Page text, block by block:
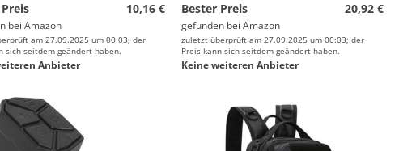
10,16 €
bei Amazon
am 27.09.2025 um 00:03; der
sich seitdem geändert haben.
Anbieter
Bester Preis
20,92 €
gefunden bei Amazon
zuletzt überprüft am 27.09.2025 um 00:03; der
Preis kann sich seitdem geändert haben.
Keine weiteren Anbieter